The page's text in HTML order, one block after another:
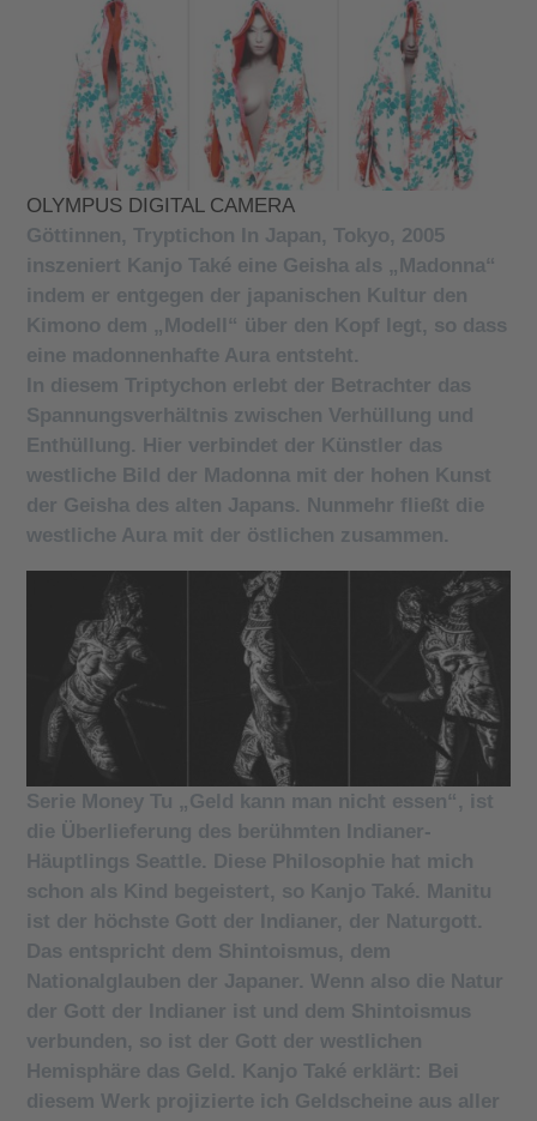
OLYMPUS DIGITAL CAMERA
Göttinnen, Tryptichon In Japan, Tokyo, 2005
inszeniert Kanjo Také eine Geisha als „Madonna“
indem er entgegen der japanischen Kultur den
Kimono dem „Modell“ über den Kopf legt, so dass
eine madonnenhafte Aura entsteht.
In diesem Triptychon erlebt der Betrachter das
Spannungsverhältnis zwischen Verhüllung und
Enthüllung. Hier verbindet der Künstler das
westliche Bild der Madonna mit der hohen Kunst
der Geisha des alten Japans. Nunmehr fließt die
westliche Aura mit der östlichen zusammen.
Serie Money Tu „Geld kann man nicht essen“, ist
die Überlieferung des berühmten Indianer-
Häuptlings Seattle. Diese Philosophie hat mich
schon als Kind begeistert, so Kanjo Také. Manitu
ist der höchste Gott der Indianer, der Naturgott.
Das entspricht dem Shintoismus, dem
Nationalglauben der Japaner. Wenn also die Natur
der Gott der Indianer ist und dem Shintoismus
verbunden, so ist der Gott der westlichen
Hemisphäre das Geld. Kanjo Také erklärt: Bei
diesem Werk projizierte ich Geldscheine aus aller